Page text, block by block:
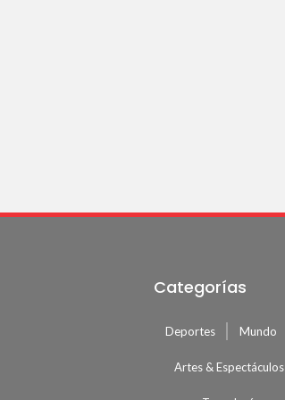
Categorías
Deportes Mundo
Artes & Espectáculos